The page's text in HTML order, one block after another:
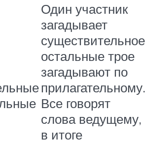
Один участник
загадывает
остальные трое
загадывают по
прилагательному.
Все говорят
слова ведущему,
в итоге